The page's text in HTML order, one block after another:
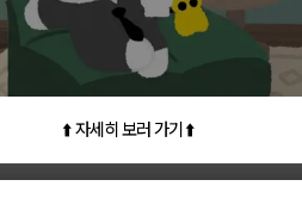
⬆️ 자세히 보러 가기 ⬆️